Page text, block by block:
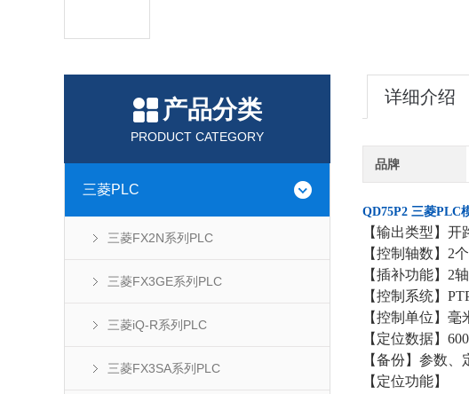
产品分类
PRODUCT CATEGORY
三菱PLC
三菱FX2N系列PLC
三菱FX3GE系列PLC
三菱iQ-R系列PLC
三菱FX3SA系列PLC
详细介绍
品牌
QD75P2 三菱PLC
【输出类型】
【控制轴数】2
【插补功能】2
【控制系统】
【控制单位】
【定位数据】
【备份】参数
【定位功能】